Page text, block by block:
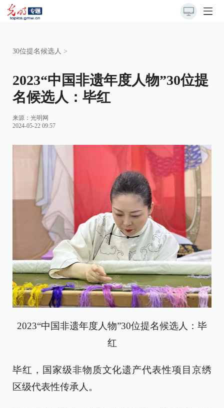
30位提名候选人 >
2023“中国非遗年度人物”30位提
名候选人：毕红
来源： 光明网
2024-05-22 09:57
2023“中国非遗年度人物”30位提名候选人：毕
红
毕红，国家级非物质文化遗产代表性项目京绣
区级代表性传承人。